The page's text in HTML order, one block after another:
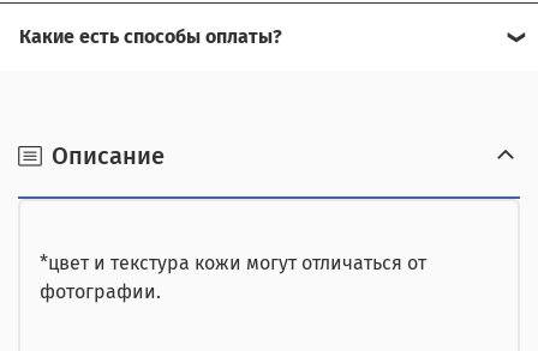
наличными при получении,
Описание
*цвет и текстура кожи могут отличаться от
фотографии.